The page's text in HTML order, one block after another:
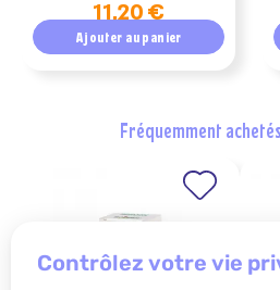
11,20 €
Ajouter au panier
fréquemment
contrôlez votre vie